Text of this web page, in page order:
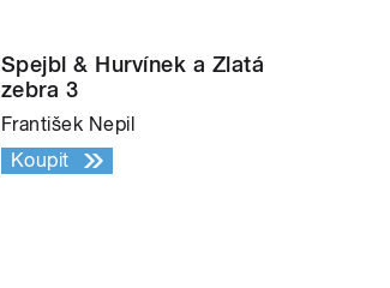
Spejbl & Hurvínek a Zlatá
zebra 3
František Nepil
Koupit